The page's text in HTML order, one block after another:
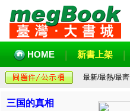
HOME 新書上架
最新/最熱/最
三国的真相